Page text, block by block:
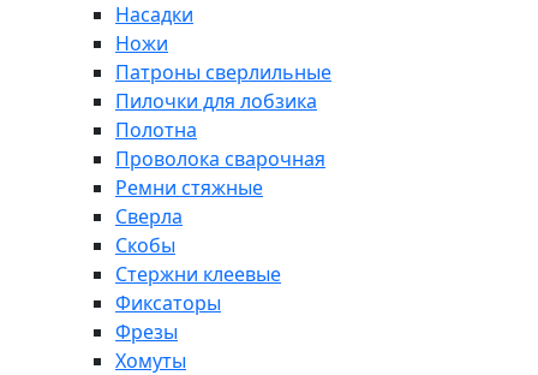
Насадки
Ножи
Патроны сверлильные
Пилочки для лобзика
Полотна
Проволока сварочная
Ремни стяжные
Сверла
Скобы
Стержни клеевые
Фиксаторы
Фрезы
Хомуты